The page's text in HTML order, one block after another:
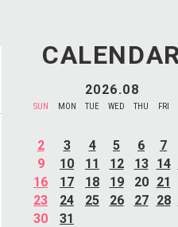
2026.08
SUN MON TUE WED THU FRI
2
3 4 5 6 7
9
10 11 12 13 14
16
17 18 19 20 21
23
24 25 26 27 28
30
31